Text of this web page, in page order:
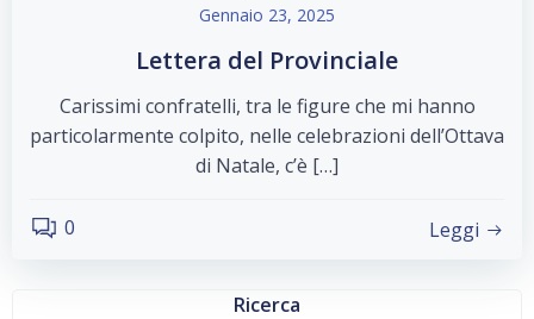
Gennaio 23, 2025
Lettera del Provinciale
Carissimi confratelli, tra le figure che mi hanno
particolarmente colpito, nelle celebrazioni dell’Ottava
di Natale, c’è […]
0 Leggi
Ricerca